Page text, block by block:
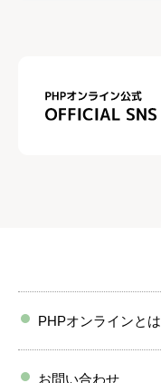
PHPオンラインとは
お問い合わせ